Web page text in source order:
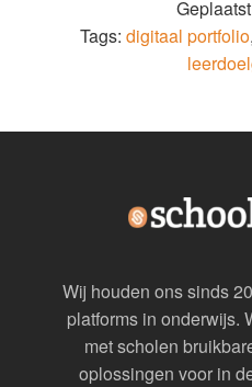
Tags: digitaal portfolio,
Wij houden ons sinds
platforms in onderwijs.
met scholen
oplossingen voor in